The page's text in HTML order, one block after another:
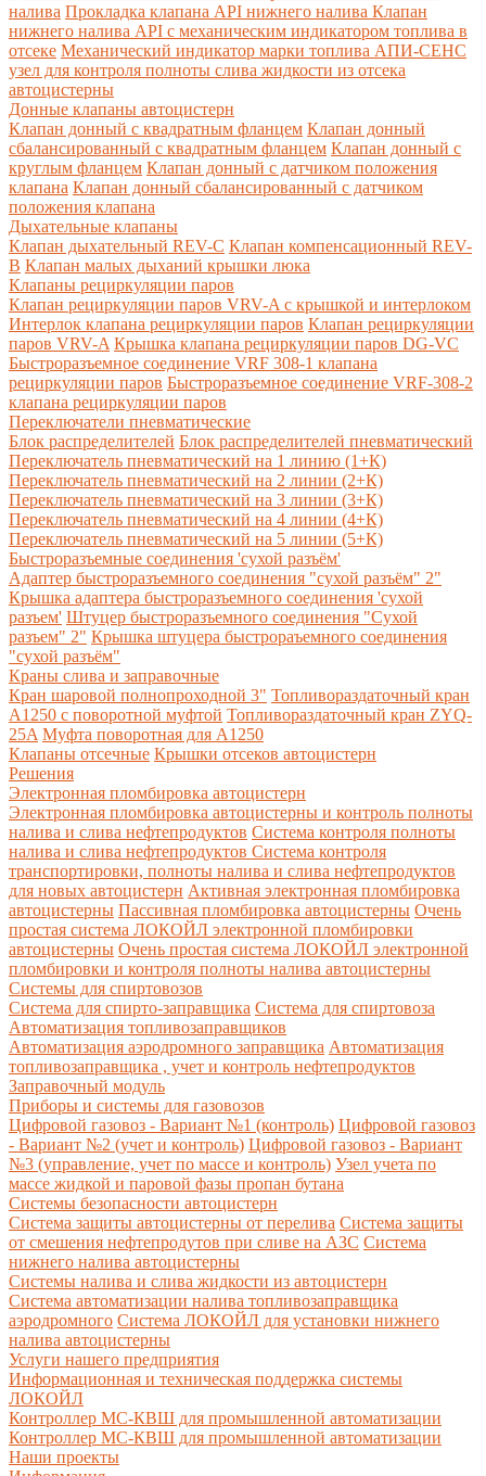
налива Прокладка клапана API нижнего налива Клапан
нижнего налива API с механическим индикатором топлива в
отсеке Механический индикатор марки топлива АПИ-СЕНС
узел для контроля полноты слива жидкости из отсека
автоцистерны
Донные клапаны автоцистерн
Клапан донный с квадратным фланцем Клапан донный
сбалансированный с квадратным фланцем Клапан донный с
круглым фланцем Клапан донный с датчиком положения
клапана Клапан донный сбалансированный с датчиком
положения клапана
Дыхательные клапаны
Клапан дыхательный REV-C Клапан компенсационный REV-
B Клапан малых дыханий крышки люка
Клапаны рециркуляции паров
Клапан рециркуляции паров VRV-A с крышкой и интерлоком
Интерлок клапана рециркуляции паров Клапан рециркуляции
паров VRV-A Крышка клапана рециркуляции паров DG-VC
Быстроразъемное соединение VRF 308-1 клапана
рециркуляции паров Быстроразъемное соединение VRF-308-2
клапана рециркуляции паров
Переключатели пневматические
Блок распределителей Блок распределителей пневматический
Переключатель пневматический на 1 линию (1+К)
Переключатель пневматический на 2 линии (2+К)
Переключатель пневматический на 3 линии (3+К)
Переключатель пневматический на 4 линии (4+К)
Переключатель пневматический на 5 линии (5+К)
Быстроразъемные соединения 'сухой разъём'
Адаптер быстроразъемного соединения "сухой разъём" 2"
Крышка адаптера быстроразъемного соединения 'сухой
разъем' Штуцер быстроразъемного соединения "Сухой
разъем" 2" Крышка штуцера быстрораъемного соединения
"сухой разъём"
Краны слива и заправочные
Кран шаровой полнопроходной 3" Топливораздаточный кран
A1250 с поворотной муфтой Топливораздаточный кран ZYQ-
25A Муфта поворотная для А1250
Клапаны отсечные Крышки отсеков автоцистерн
Решения
Электронная пломбировка автоцистерн
Электронная пломбировка автоцистерны и контроль полноты
налива и слива нефтепродуктов Система контроля полноты
налива и слива нефтепродуктов Система контроля
транспортировки, полноты налива и слива нефтепродуктов
для новых автоцистерн Активная электронная пломбировка
автоцистерны Пассивная пломбировка автоцистерны Очень
простая система ЛОКОЙЛ электронной пломбировки
автоцистерны Очень простая система ЛОКОЙЛ электронной
пломбировки и контроля полноты налива автоцистерны
Системы для спиртовозов
Система для спирто-заправщика Система для спиртовоза
Автоматизация топливозаправщиков
Автоматизация аэродромного заправщика Автоматизация
топливозаправщика , учет и контроль нефтепродуктов
Заправочный модуль
Приборы и системы для газовозов
Цифровой газовоз - Вариант №1 (контроль) Цифровой газовоз
- Вариант №2 (учет и контроль) Цифровой газовоз - Вариант
№3 (управление, учет по массе и контроль) Узел учета по
массе жидкой и паровой фазы пропан бутана
Системы безопасности автоцистерн
Система защиты автоцистерны от перелива Система защиты
от смешения нефтепродутов при сливе на АЗС Система
нижнего налива автоцистерны
Системы налива и слива жидкости из автоцистерн
Система автоматизации налива топливозаправщика
аэродромного Система ЛОКОЙЛ для установки нижнего
налива автоцистерны
Услуги нашего предприятия
Информационная и техническая поддержка системы
ЛОКОЙЛ
Контроллер МС-КВШ для промышленной автоматизации
Контроллер МС-КВШ для промышленной автоматизации
Наши проекты